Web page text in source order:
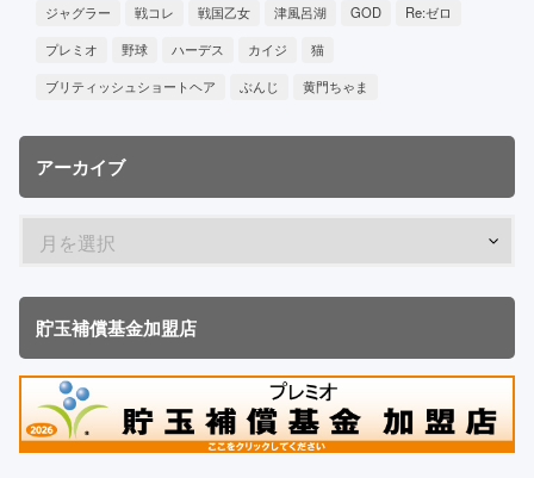
ジャグラー
戦コレ 戦国乙女 津風呂湖 GOD
Re:ゼロ
プレミオ
野球 ハーデス カイジ
猫
ブリティッシュショートヘア
ぶんじ 黄門ちゃま
アーカイブ
貯玉補償基金加盟店